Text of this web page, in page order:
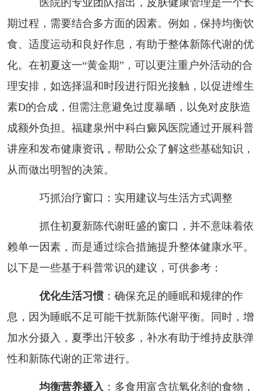
期过程，需要结合多方面的因素。例如，保持均衡饮
食、适度运动和良好作息，有助于整体新陈代谢的优
化。在初夏这一“黄金期”，可以更注重户外活动的合
理安排，如选择温和时段进行阳光接触，以促进维生
素D的合成，但需注意避免过度暴晒，以免对皮肤造
成额外负担。福建泉州中科白癜风医院通过开展科普
讲座和发布健康资讯，帮助公众了解这些基础知识，
从而做出明智的决策。
巧抓治疗窗口：实用建议与生活方式调整
抓住初夏新陈代谢旺盛的窗口，并不意味着依
赖单一因素，而是通过综合措施提升整体健康水平。
以下是一些基于科普常识的建议，可供参考：
优化生活习惯：确保充足的睡眠和规律的作
息，因为睡眠不足可能干扰新陈代谢平衡。同时，增
加水分摄入，夏季出汗较多，补水有助于维持皮肤弹
性和新陈代谢的正常进行。
均衡营养摄入 ：多食用富含抗氧化剂的食物，